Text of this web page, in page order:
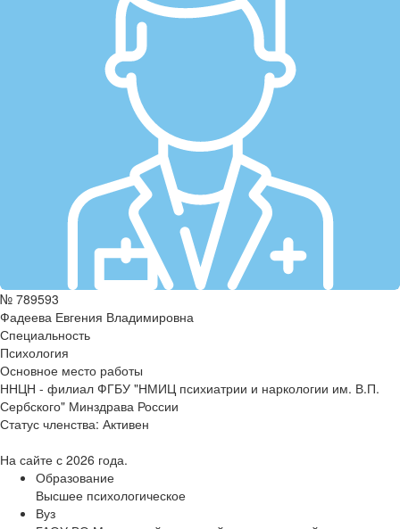
№ 789593
Фадеева Евгения Владимировна
Специальность
Психология
Основное место работы
ННЦН - филиал ФГБУ "НМИЦ психиатрии и наркологии им. В.П.
Сербского" Минздрава России
Статус членства: Активен
На сайте с 2026 года.
Образование
Высшее психологическое
Вуз